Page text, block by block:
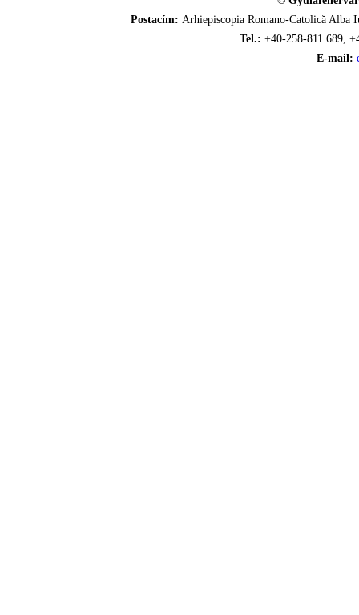
Postacím: Arhiepiscopia Romano-Catolică
Tel.: +40-258-811.689,
E-mail: